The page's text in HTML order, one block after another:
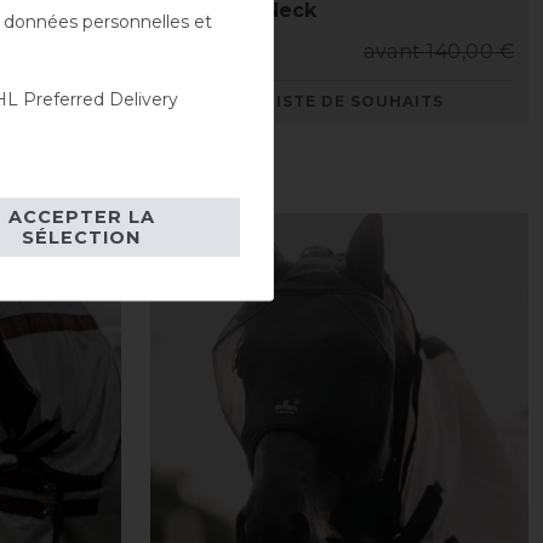
Neck
II Combo Neck
avant 140,00 €
LISTE DE SOUHAITS
personnelles et
Preferred Delivery
ACCEPTER LA
SÉLECTION